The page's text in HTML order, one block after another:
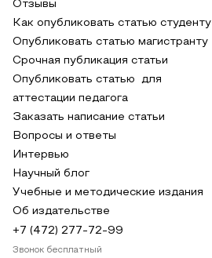
Отзывы
Как опубликовать статью студенту
Опубликовать статью магистранту
Срочная публикация статьи
Опубликовать статью для
аттестации педагога
Заказать написание статьи
Вопросы и ответы
Интервью
Научный блог
Учебные и методические издания
Об издательстве
+7 (472) 277-72-99
Звонок бесплатный